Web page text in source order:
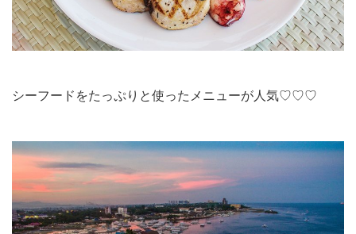
シーフードをたっぷりと使ったメニューが人気♡♡♡